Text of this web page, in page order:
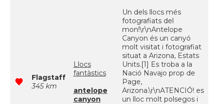
Flagstaff
345 km
Llocs
fantàstics
antelope
canyon
Un dels llocs més
fotografiats del
mon!\r\nAntelope
Canyon és un canyó
molt visitat i fotografiat
situat a Arizona, Estats
Units.[1] Es troba a la
Nació Navajo prop de
Page,
Arizona.\r\nATENCIÓ! es
un lloc molt polsegos i